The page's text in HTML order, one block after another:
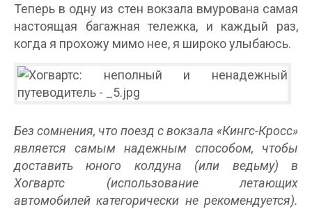
Теперь в одну из стен вокзала вмурована самая
настоящая багажная тележка, и каждый раз,
когда я прохожу мимо нее, я широко улыбаюсь.
Без сомнения, что поезд с вокзала «Кингс-Кросс»
является самым надежным способом, чтобы
доставить юного колдуна (или ведьму) в
Хогвартс (использование летающих
автомобилей категорически не рекомендуется).